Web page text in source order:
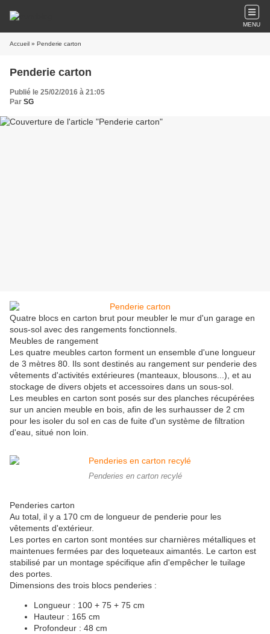
MENU
Accueil » Penderie carton
Penderie carton
Publié le 25/02/2016 à 21:05
Par SG
Quatre blocs en carton brut pour meubler le mur d'un garage en
sous-sol avec des rangements fonctionnels.
Meubles de rangement
Les quatre meubles carton forment un ensemble d'une longueur
de 3 mètres 80. Ils sont destinés au rangement sur penderie des
vêtements d'activités extérieures (manteaux, blousons...), et au
stockage de divers objets et accessoires dans un sous-sol.
Les meubles en carton sont posés sur des planches récupérées
sur un ancien meuble en bois, afin de les surhausser de 2 cm
pour les isoler du sol en cas de fuite d'un système de filtration
d'eau, situé non loin.
Penderies en carton recylé
Penderies carton
Au total, il y a 170 cm de longueur de penderie pour les
vêtements d'extérieur.
Les portes en carton sont montées sur charnières métalliques et
maintenues fermées par des loqueteaux aimantés. Le carton est
stabilisé par un montage spécifique afin d'empêcher le tuilage
des portes.
Dimensions des trois blocs penderies :
Longueur : 100 + 75 + 75 cm
Hauteur : 165 cm
Profondeur : 48 cm